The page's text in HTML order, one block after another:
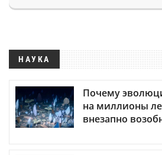
НАУКА
Почему
на миллионы
внезапно